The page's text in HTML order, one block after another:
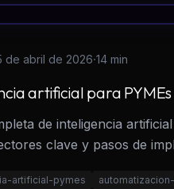
de abril de 2026·14 min
artificial para
de inteligencia
clave y pasos de
artificial-pymes